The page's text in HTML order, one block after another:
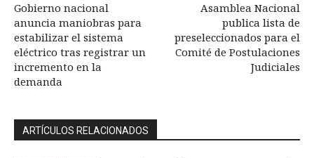
Gobierno nacional
anuncia maniobras para
estabilizar el sistema
eléctrico tras registrar un
incremento en la
demanda
Asamblea Nacional
publica lista de
preseleccionados para el
Comité de Postulaciones
Judiciales
ARTÍCULOS RELACIONADOS